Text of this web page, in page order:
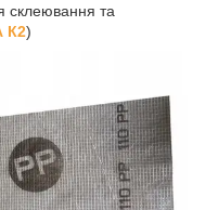
склеювання та
К2)